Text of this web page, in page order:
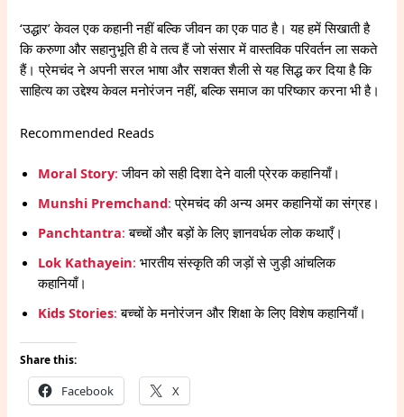
‘उद्धार’ केवल एक कहानी नहीं बल्कि जीवन का एक पाठ है। यह हमें सिखाती है
कि करुणा और सहानुभूति ही वे तत्व हैं जो संसार में वास्तविक परिवर्तन ला सकते
हैं। प्रेमचंद ने अपनी सरल भाषा और सशक्त शैली से यह सिद्ध कर दिया है कि
साहित्य का उद्देश्य केवल मनोरंजन नहीं, बल्कि समाज का परिष्कार करना भी है।
Recommended Reads
Moral Story: जीवन को सही दिशा देने वाली प्रेरक कहानियाँ।
Munshi Premchand: प्रेमचंद की अन्य अमर कहानियों का संग्रह।
Panchtantra: बच्चों और बड़ों के लिए ज्ञानवर्धक लोक कथाएँ।
Lok Kathayein: भारतीय संस्कृति की जड़ों से जुड़ी आंचलिक
कहानियाँ।
Kids Stories: बच्चों के मनोरंजन और शिक्षा के लिए विशेष कहानियाँ।
Share this:
Facebook X